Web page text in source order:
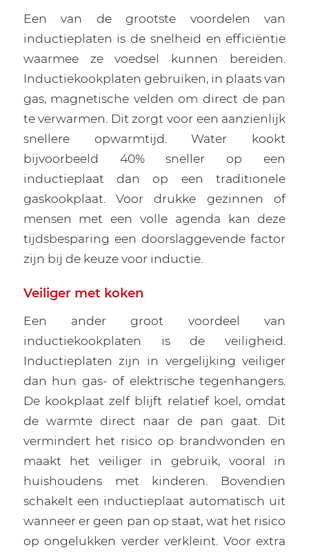
Een van de grootste voordelen van
inductieplaten is de snelheid en efficiëntie
waarmee ze voedsel kunnen bereiden.
Inductiekookplaten gebruiken, in plaats van
gas, magnetische velden om direct de pan
te verwarmen. Dit zorgt voor een aanzienlijk
snellere opwarmtijd. Water kookt
bijvoorbeeld 40% sneller op een
inductieplaat dan op een traditionele
gaskookplaat. Voor drukke gezinnen of
mensen met een volle agenda kan deze
tijdsbesparing een doorslaggevende factor
zijn bij de keuze voor inductie.
Veiliger met koken
Een ander groot voordeel van
inductiekookplaten is de veiligheid.
Inductieplaten zijn in vergelijking veiliger
dan hun gas- of elektrische tegenhangers.
De kookplaat zelf blijft relatief koel, omdat
de warmte direct naar de pan gaat. Dit
vermindert het risico op brandwonden en
maakt het veiliger in gebruik, vooral in
huishoudens met kinderen. Bovendien
schakelt een inductieplaat automatisch uit
wanneer er geen pan op staat, wat het risico
op ongelukken verder verkleint. Voor extra